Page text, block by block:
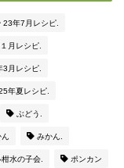
23年7月レシピ.
月レシピ.
3月レシピ.
年夏レシピ.
ぶどう.
みかん.
水の子会. ポンカン